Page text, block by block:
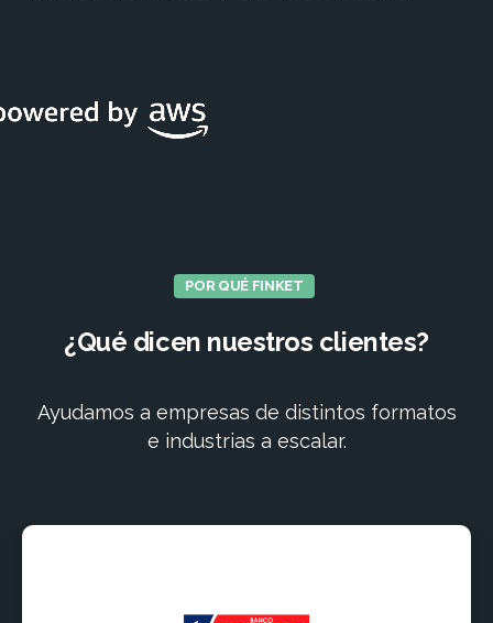
POR QUÉ FINKET
¿Qué dicen nuestros clientes?
Ayudamos a empresas de distintos formatos
e industrias a escalar.